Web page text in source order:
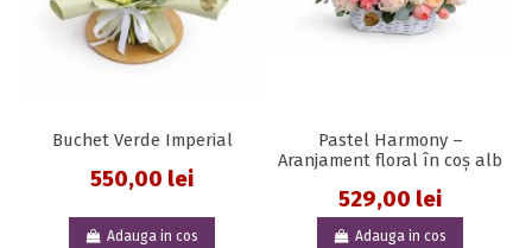
Buchet Verde Imperial
550,00 lei
Adauga in cos
Pastel Harmony –
Aranjament floral în coș alb
529,00 lei
Adauga in cos